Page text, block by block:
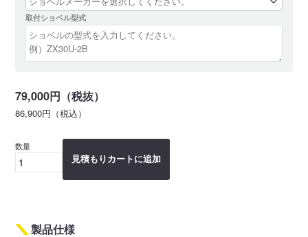
取付ショベル型式
79,000円（税抜）
86,900円（税込）
数量
見積もりカートに追加
製品仕様